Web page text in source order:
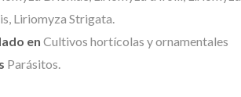
Liriomyza Strigata.
enCultivos hortícolas y ornamentales
Parásitos.